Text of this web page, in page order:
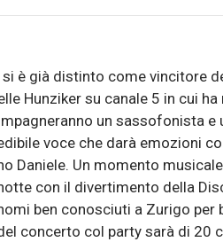
è già distinto come vincitore
Hunziker su canale 5 in cui ha
un sassofonista e
voce che darà emozioni
Daniele. Un momento
con il divertimento della
ben conosciuti a Zurigo per
concerto col party sarà di 20